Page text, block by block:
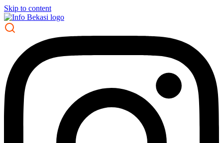
Skip to content